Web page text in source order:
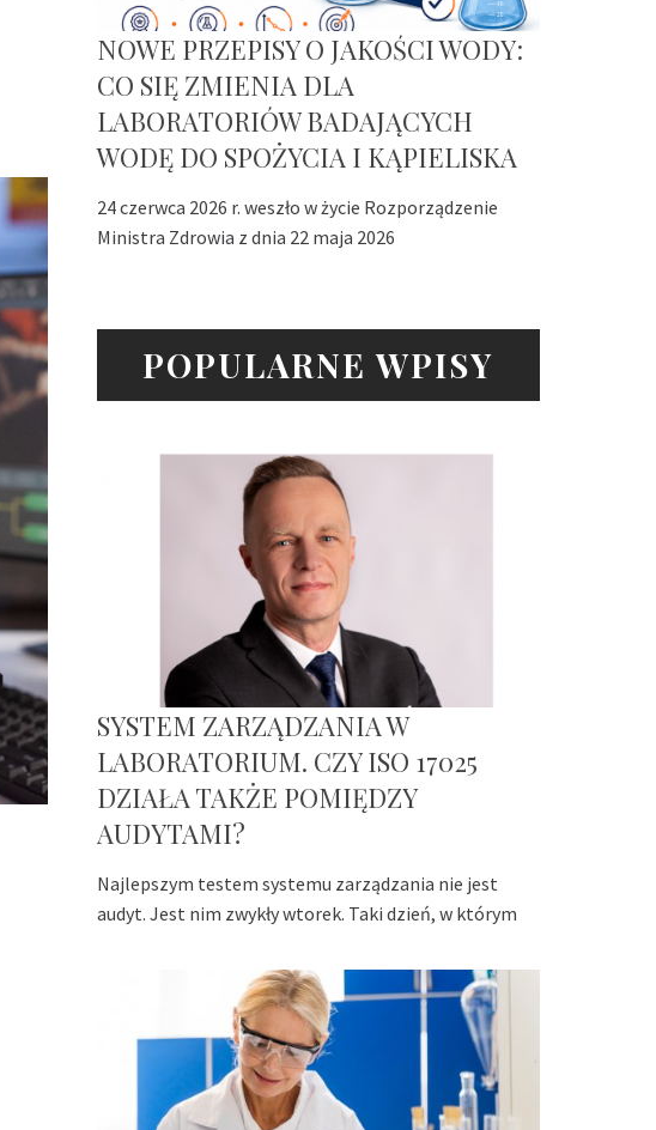
NOWE PRZEPISY O JAKOŚCI WODY:
CO SIĘ ZMIENIA DLA
LABORATORIÓW BADAJĄCYCH
WODĘ DO SPOŻYCIA I KĄPIELISKA
24 czerwca 2026 r. weszło w życie Rozporządzenie
Ministra Zdrowia z dnia 22 maja 2026
POPULARNE WPISY
SYSTEM ZARZĄDZANIA W
LABORATORIUM. CZY ISO 17025
DZIAŁA TAKŻE POMIĘDZY
AUDYTAMI?
Najlepszym testem systemu zarządzania nie jest
audyt. Jest nim zwykły wtorek. Taki dzień, w którym